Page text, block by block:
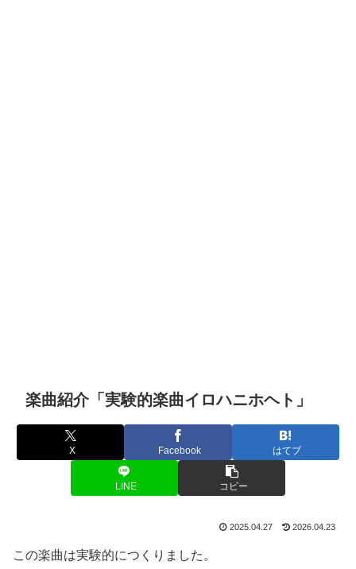
楽曲紹介「実験的楽曲イロハニホヘト」
X Facebook はてブ
LINE コピー
2025.04.27 2026.04.23
この楽曲は実験的につくりました。